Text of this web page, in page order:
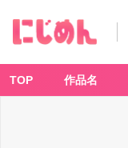
戦」
恵
ア
ニ
メ
TOP 作品名